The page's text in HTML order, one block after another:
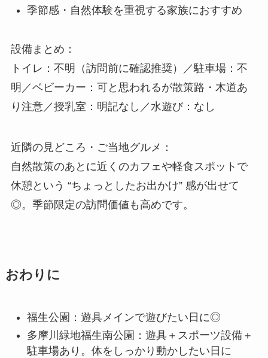
季節感・自然体験を重視する家族におすすめ
設備まとめ：
トイレ：不明（訪問前に確認推奨）／駐車場：不
明／ベビーカー：可と思われるが散策路・木道あ
り注意／授乳室：明記なし／水遊び：なし
近隣の見どころ・ご当地グルメ：
自然散策のあとに近くのカフェや軽食スポットで
休憩という “ちょっとしたお出かけ” 感が出せて
◎。季節限定の訪問価値も高めです。
おわりに
福生公園：遊具メインで遊びたい日に◎
多摩川緑地福生南公園：遊具＋スポーツ設備＋
駐車場あり。体をしっかり動かしたい日に